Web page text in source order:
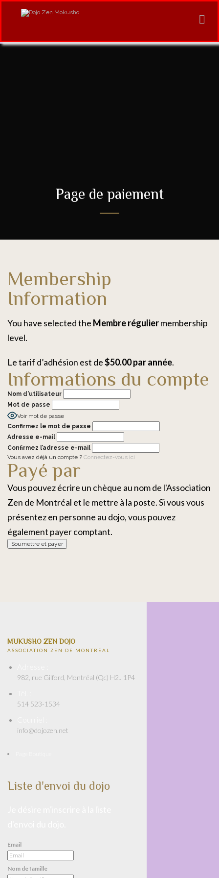
Page de paiement
Membership
Information
You have selected the Membre réguliermembership
level.
Le tarif d’adhésion est de$50.00 par année.
Informations du compte
Nom d'utilisateur
Mot de passe
Voir mot de passe
Confirmez le mot de passe
Adresse e-mail
Confirmez l’adresse e-mail
Vous avez déjà un compte ? Connectez-vous ici
Payé par
Vous pouvez écrire un chèque au nom de l'Association
Zen de Montréal et le mettre à la poste. Si vous vous
présentez en personne au dojo, vous pouvez
également payer comptant.
MUKUSHO ZEN DOJO
ASSOCIATION ZEN DE MONTRÉAL
982, rue Gilford, Montréal (Qc) H2J 1P4
514 523-1534
info@dojozen.net
Liste d'envoi du dojo
Email
Nom de famille